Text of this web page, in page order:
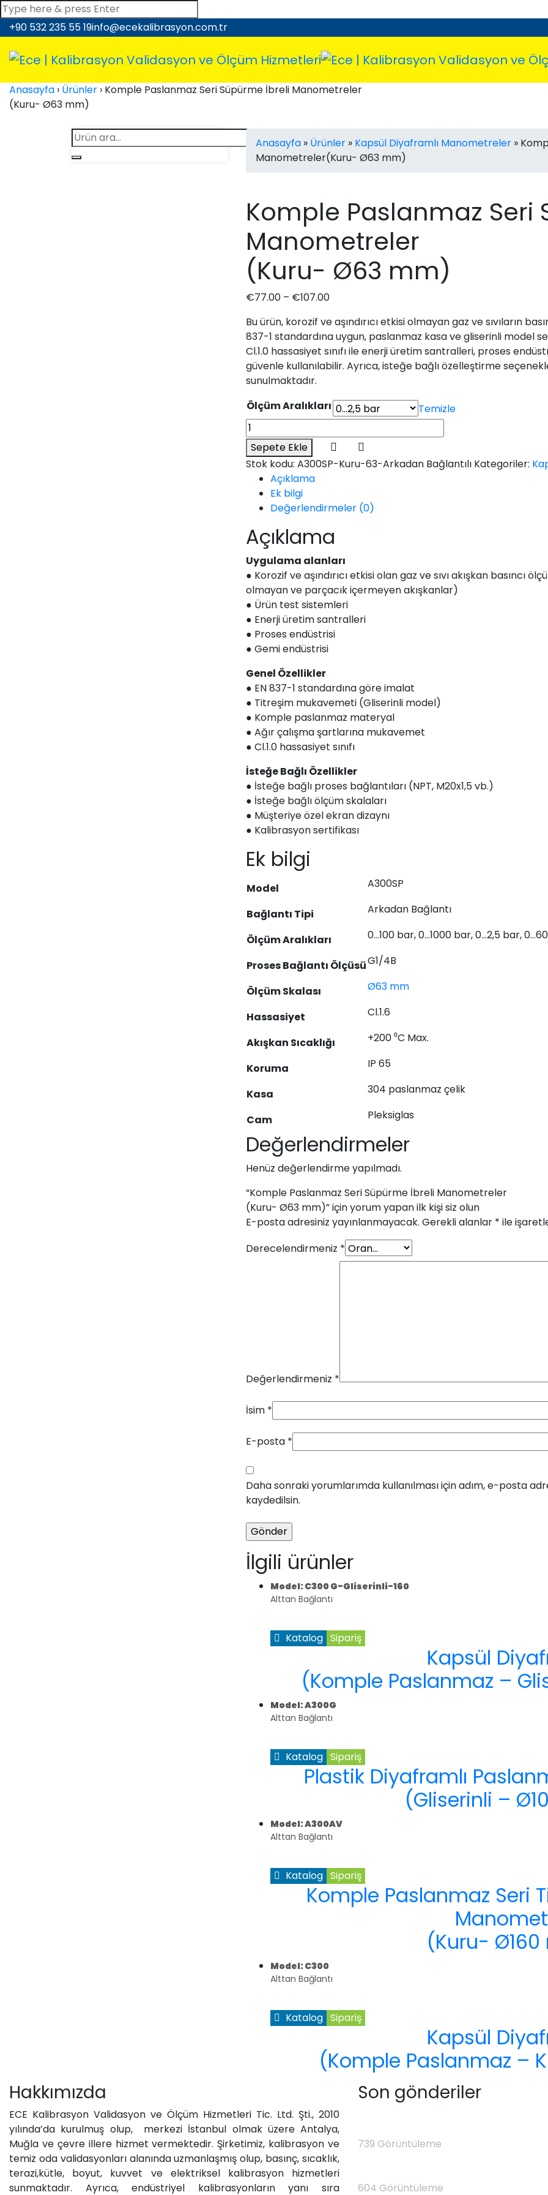
+90 532 235 55 19info@ecekalibrasyon.com.tr
Anasayfa › Ürünler › Komple Paslanmaz Seri Süpürme İbreli Manometreler
(Kuru- Ø63 mm)
Anasayfa » Ürünler » Kapsül Diyaframlı Manometreler »
Manometreler(Kuru- Ø63 mm)
Komple Paslanmaz Seri
Manometreler
(Kuru- Ø63 mm)
€77.00 – €107.00
Bu ürün, korozif ve aşındırıcı etkisi olmayan gaz ve sıvıların
837-1 standardına uygun, paslanmaz kasa ve gliserinli model
Cl.1.0 hassasiyet sınıfı ile enerji üretim santralleri, proses
güvenle kullanılabilir. Ayrıca, isteğe bağlı özelleştirme
sunulmaktadır.
Ölçüm Aralıkları
Temizle
Sepete Ekle
Stok kodu: A300SP-Kuru-63-Arkadan Bağlantılı Kategoriler:
Açıklama
Ek bilgi
Değerlendirmeler (0)
Açıklama
Uygulama alanları
● Korozif ve aşındırıcı etkisi olan gaz ve sıvı akışkan basıncı
olmayan ve parçacık içermeyen akışkanlar)
● Ürün test sistemleri
● Enerji üretim santralleri
● Proses endüstrisi
● Gemi endüstrisi
Genel Özellikler
● EN 837-1 standardına göre imalat
● Titreşim mukavemeti (Gliserinli model)
● Komple paslanmaz materyal
● Ağır çalışma şartlarına mukavemet
● Cl.1.0 hassasiyet sınıfı
İsteğe Bağlı Özellikler
● İsteğe bağlı proses bağlantıları (NPT, M20x1,5 vb.)
● İsteğe bağlı ölçüm skalaları
● Müşteriye özel ekran dizaynı
● Kalibrasyon sertifikası
Ek bilgi
Model A300SP
Bağlantı Tipi Arkadan Bağlantı
Ölçüm Aralıkları 0…100 bar, 0…1000 bar, 0…2,5 bar,
Proses Bağlantı ÖlçüsüG1/4B
Ölçüm Skalası Ø63 mm
Hassasiyet Cl.1.6
Akışkan Sıcaklığı +200 ⁰C Max.
Koruma IP 65
Kasa 304 paslanmaz çelik
Cam Pleksiglas
Değerlendirmeler
Henüz değerlendirme yapılmadı.
“Komple Paslanmaz Seri Süpürme İbreli Manometreler
(Kuru- Ø63 mm)” için yorum yapan ilk kişi siz olun
E-posta adresiniz yayınlanmayacak. Gerekli alanlar * ile
Derecelendirmeniz *
Değerlendirmeniz *
İsim *
E-posta *
Daha sonraki yorumlarımda kullanılması için adım, e-posta
kaydedilsin.
İlgili ürünler
Model: C300 G-Gliserinli-160
Alttan Bağlantı
Katalog Sipariş
Kapsül
(Komple Paslanmaz –
Model: A300G
Alttan Bağlantı
Katalog Sipariş
Plastik Diyaframlı
(Gliserinli –
Model: A300AV
Alttan Bağlantı
Katalog Sipariş
Komple Paslanmaz Seri
(Kuru-
Model: C300
Alttan Bağlantı
Katalog Sipariş
Kapsül
(Komple Paslanmaz –
Hakkımızda
ECE Kalibrasyon Validasyon ve Ölçüm Hizmetleri Tic. Ltd. Şti., 2010
yılında’da kurulmuş olup, merkezi İstanbul olmak üzere Antalya,
Muğla ve çevre illere hizmet vermektedir. Şirketimiz, kalibrasyon ve
temiz oda validasyonları alanında uzmanlaşmış olup, basınç, sıcaklık,
terazi,kütle, boyut, kuvvet ve elektriksel kalibrasyon hizmetleri
sunmaktadır. Ayrıca, endüstriyel kalibrasyonların yanı sıra
Son gönderiler
739 Görüntüleme
604 Görüntüleme